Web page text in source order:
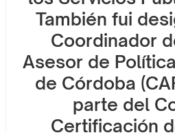
También fui
Coordinador
Asesor de
de Córdoba
parte del
Certificación